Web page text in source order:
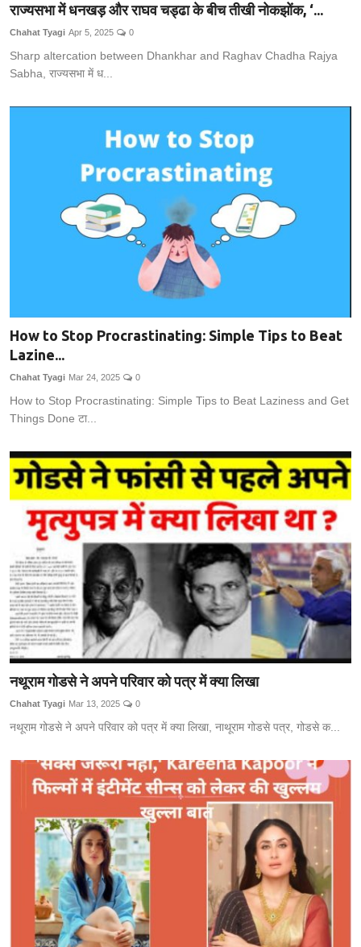
राज्यसभा में धनखड़ और राघव चड्ढा के बीच तीखी नोकझोंक, ‘...
Chahat Tyagi Apr 5, 2025 0
Sharp altercation between Dhankhar and Raghav Chadha Rajya
Sabha, राज्यसभा में ध...
How to Stop Procrastinating: Simple Tips to Beat
Lazine...
Chahat Tyagi Mar 24, 2025 0
How to Stop Procrastinating: Simple Tips to Beat Laziness and Get
Things Done टा...
नथूराम गोडसे ने अपने परिवार को पत्र में क्या लिखा
Chahat Tyagi Mar 13, 2025 0
नथूराम गोडसे ने अपने परिवार को पत्र में क्या लिखा, नाथूराम गोडसे पत्र, गोडसे क...